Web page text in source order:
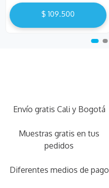
$ 109.500
Envío gratis Cali y Bogotá
Muestras gratis en tus
pedidos
Diferentes medios de pago